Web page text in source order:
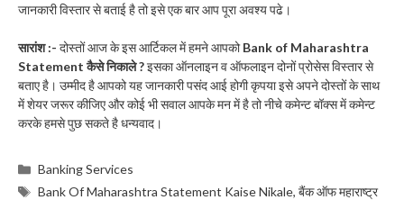
जानकारी विस्तार से बताई है तो इसे एक बार आप पूरा अवश्य पढे।
सारांश :- दोस्तों आज के इस आर्टिकल में हमने आपकोBank of Maharashtra
Statement कैसे निकाले ?इसका ऑनलाइन व ऑफलाइन दोनों प्रोसेस विस्तार से
बताए है। उम्मीद है आपको यह जानकारी पसंद आई होगी कृपया इसे अपने दोस्तों के साथ
में शेयर जरूर कीजिए और कोई भी सवाल आपके मन में है तो नीचे कमेन्ट बॉक्स में कमेन्ट
करके हमसे पुछ सकते है धन्यवाद।
Categories
Banking Services
Tags
Bank Of Maharashtra Statement Kaise Nikale,बैंक ऑफ महाराष्ट्र